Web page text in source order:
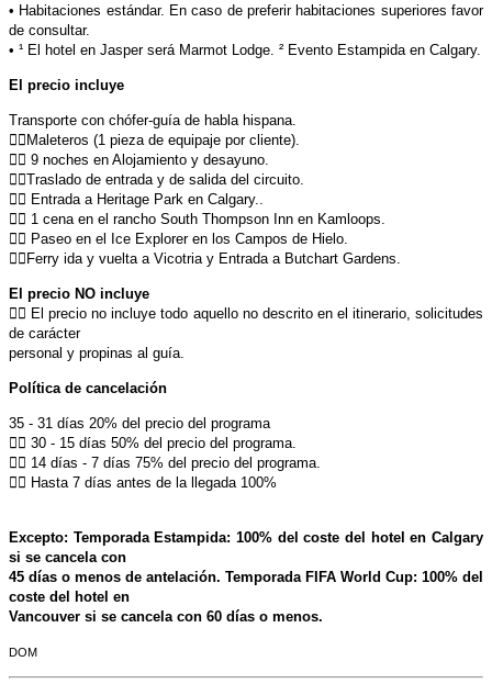
• Habitaciones estándar. En caso de preferir habitaciones superiores favor
de consultar.
• ¹ El hotel en Jasper será Marmot Lodge. ² Evento Estampida en Calgary.
El precio incluye
Transporte con chófer-guía de habla hispana.
􀅦􀀃Maleteros (1 pieza de equipaje por cliente).
􀅦􀀃 9 noches en Alojamiento y desayuno.
􀅦􀀃Traslado de entrada y de salida del circuito.
􀅦􀀃 Entrada a Heritage Park en Calgary..
􀅦􀀃 1 cena en el rancho South Thompson Inn en Kamloops.
􀅦􀀃 Paseo en el Ice Explorer en los Campos de Hielo.
􀅦􀀃Ferry ida y vuelta a Vicotria y Entrada a Butchart Gardens.
El precio NO incluye
􀅦􀀃 El precio no incluye todo aquello no descrito en el itinerario, solicitudes
de carácter
personal y propinas al guía.
Política de cancelación
35 - 31 días 20% del precio del programa
􀅦􀀃 30 - 15 días 50% del precio del programa.
􀅦􀀃 14 días - 7 días 75% del precio del programa.
􀅦􀀃 Hasta 7 días antes de la llegada 100%
Excepto: Temporada Estampida: 100% del coste del hotel en Calgary
si se cancela con
45 días o menos de antelación. Temporada FIFA World Cup: 100% del
coste del hotel en
Vancouver si se cancela con 60 días o menos.
DOM